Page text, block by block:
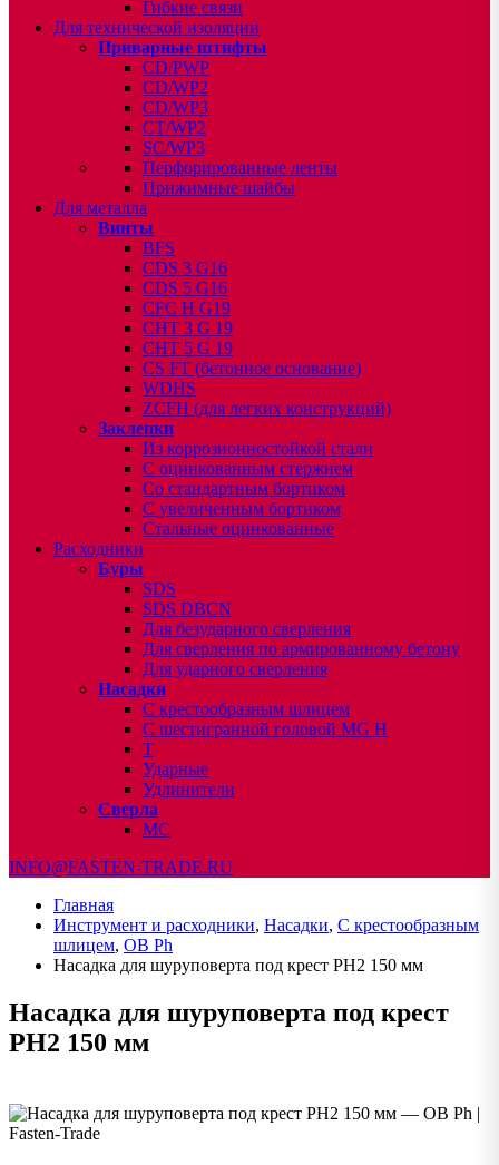
Гибкие связи
Для технической изоляции
Приварные штифты
CD/PWP
CD/WP2
CD/WP3
CT/WP2
SC/WP3
Перфорированные ленты
Прижимные шайбы
Для металла
Винты
BFS
CDS 3 G16
CDS 5 G16
CFC H G19
CHT 3 G 19
CHT 5 G 19
CS FT (бетонное основание)
WDHS
ZCFH (для легких конструкций)
Заклепки
Из коррозионностойкой стали
С оцинкованным стержнем
Со стандартным бортиком
С увеличенным бортиком
Стальные оцинкованные
Расходники
Буры
SDS
SDS DBCN
Для безударного сверления
Для сверления по армированному бетону
Для ударного сверления
Насадки
С крестообразным шлицем
С шестигранной головой MG H
T
Ударные
Удлинители
Сверла
МС
INFO@FASTEN-TRADE.RU
Главная
Инструмент и расходники, Насадки, С крестообразным
шлицем, OB Ph
Насадка для шуруповерта под крест РН2 150 мм
Насадка для шуруповерта под крест
РН2 150 мм